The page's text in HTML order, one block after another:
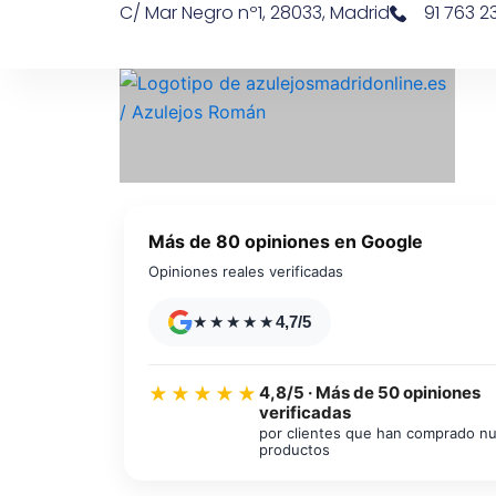
C/ Mar Negro nº1, 28033, Madrid 91 763
Más de 80 opiniones en Google
Opiniones reales verificadas
★★★★★4,7/5
★★★★★ 4,8/5 · Más de 50 opiniones
verificadas
por clientes que han comprado
productos
Azulejos diseño floral